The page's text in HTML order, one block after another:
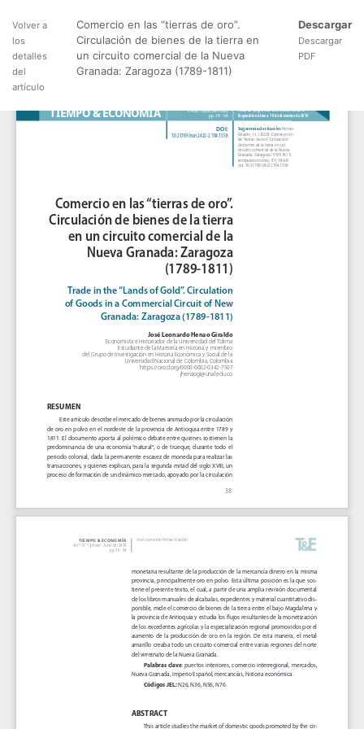
Volver a
los
detalles
del
artículo
Comercio en las “tierras de oro”.
Circulación de bienes de la tierra en
un circuito comercial de la Nueva
Granada: Zaragoza (1789-1811)
Descargar
Descargar
PDF